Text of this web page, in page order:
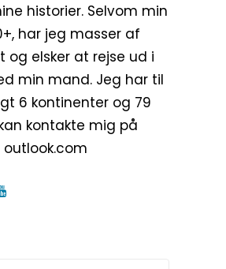
historier. Selvom min
har jeg masser af
og elsker at rejse ud i
min mand. Jeg har til
6 kontinenter og 79
kontakte mig på